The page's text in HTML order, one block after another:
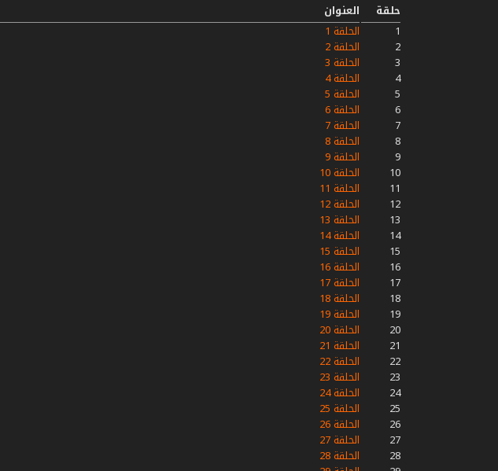
حلقة العنوان
1
الحلقة 1
2
الحلقة 2
3
الحلقة 3
4
الحلقة 4
5
الحلقة 5
6
الحلقة 6
7
الحلقة 7
8
الحلقة 8
9
الحلقة 9
10
الحلقة 10
11
الحلقة 11
12
الحلقة 12
13
الحلقة 13
14
الحلقة 14
15
الحلقة 15
16
الحلقة 16
17
الحلقة 17
18
الحلقة 18
19
الحلقة 19
20
الحلقة 20
21
الحلقة 21
22
الحلقة 22
23
الحلقة 23
24
الحلقة 24
25
الحلقة 25
26
الحلقة 26
27
الحلقة 27
28
الحلقة 28